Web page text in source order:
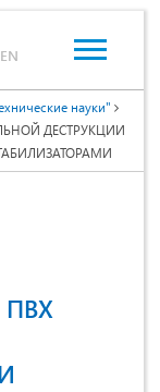
EN
науки"
ДЕСТРУКЦИИ